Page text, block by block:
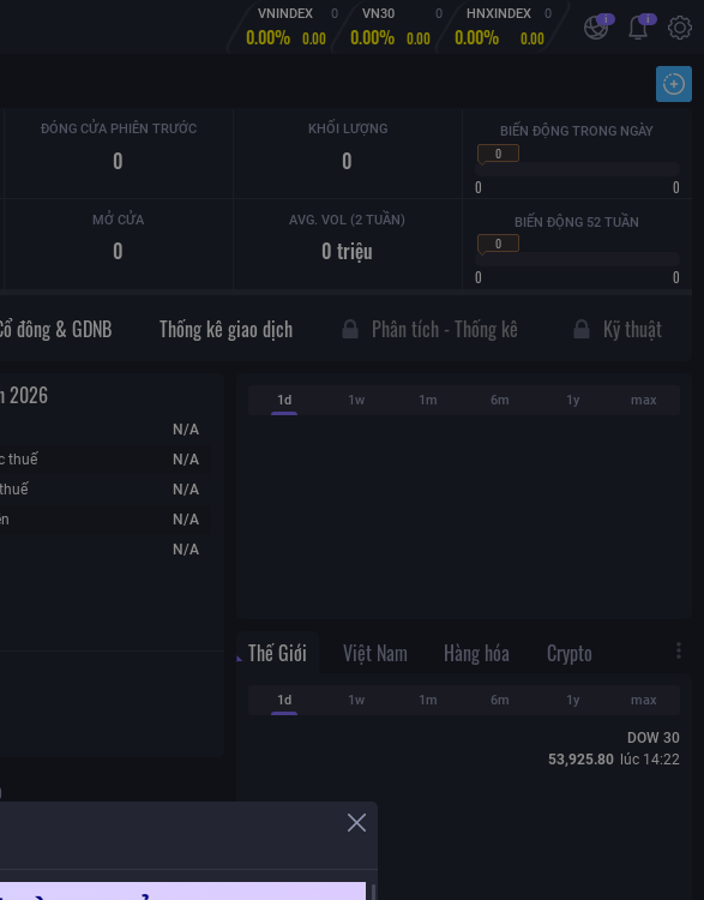
VNINDEX 0
0.00% 0.00
VN30 0
0.00% 0.00
HNXINDEX 0
0.00% 0.00
i i
ĐÓNG CỬA PHIÊN TRƯỚC
0
KHỐI LƯỢNG
0
BIẾN ĐỘNG TRONG NGÀY
0
0 0
MỞ CỬA
0
AVG. VOL (2 TUẦN)
0 triệu
BIẾN ĐỘNG 52 TUẦN
0
0
0
đông & GDNB Thống kê giao dịch Phân tích - Thống kê Kỹ thuật
2026
N/A
thuế
N/A
N/A
N/A
N/A
1d 1w 1m 6m 1y max
Thế Giới Việt Nam Hàng hóa Crypto
1d 1w 1m 6m 1y max
DOW 30
53,925.80 lúc 14:22